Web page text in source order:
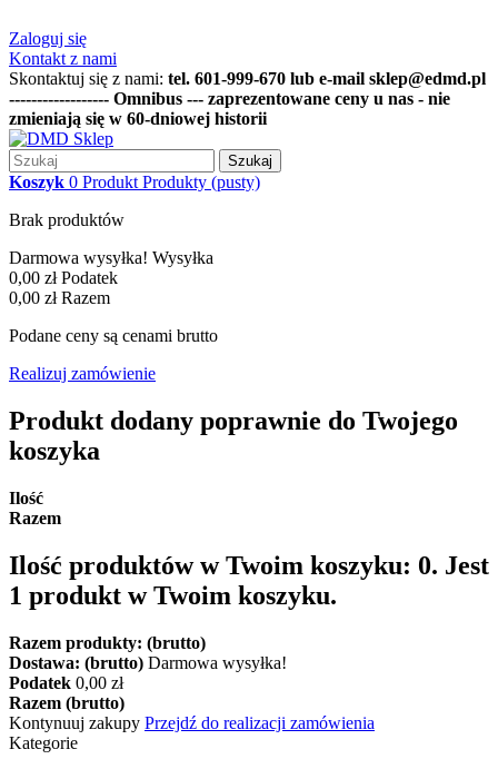
Zaloguj się
Kontakt z nami
Skontaktuj się z nami: tel. 601-999-670 lub e-mail sklep@edmd.pl
------------------ Omnibus --- zaprezentowane ceny u nas - nie
zmieniają się w 60-dniowej historii
Szukaj
Koszyk 0 Produkt Produkty (pusty)
Brak produktów
Darmowa wysyłka! Wysyłka
0,00 zł Podatek
0,00 zł Razem
Podane ceny są cenami brutto
Realizuj zamówienie
Produkt dodany poprawnie do Twojego
koszyka
Ilość
Razem
Ilość produktów w Twoim koszyku: 0. Jest
1 produkt w Twoim koszyku.
Razem produkty: (brutto)
Dostawa: (brutto) Darmowa wysyłka!
Podatek 0,00 zł
Razem (brutto)
Kontynuuj zakupy Przejdź do realizacji zamówienia
Kategorie